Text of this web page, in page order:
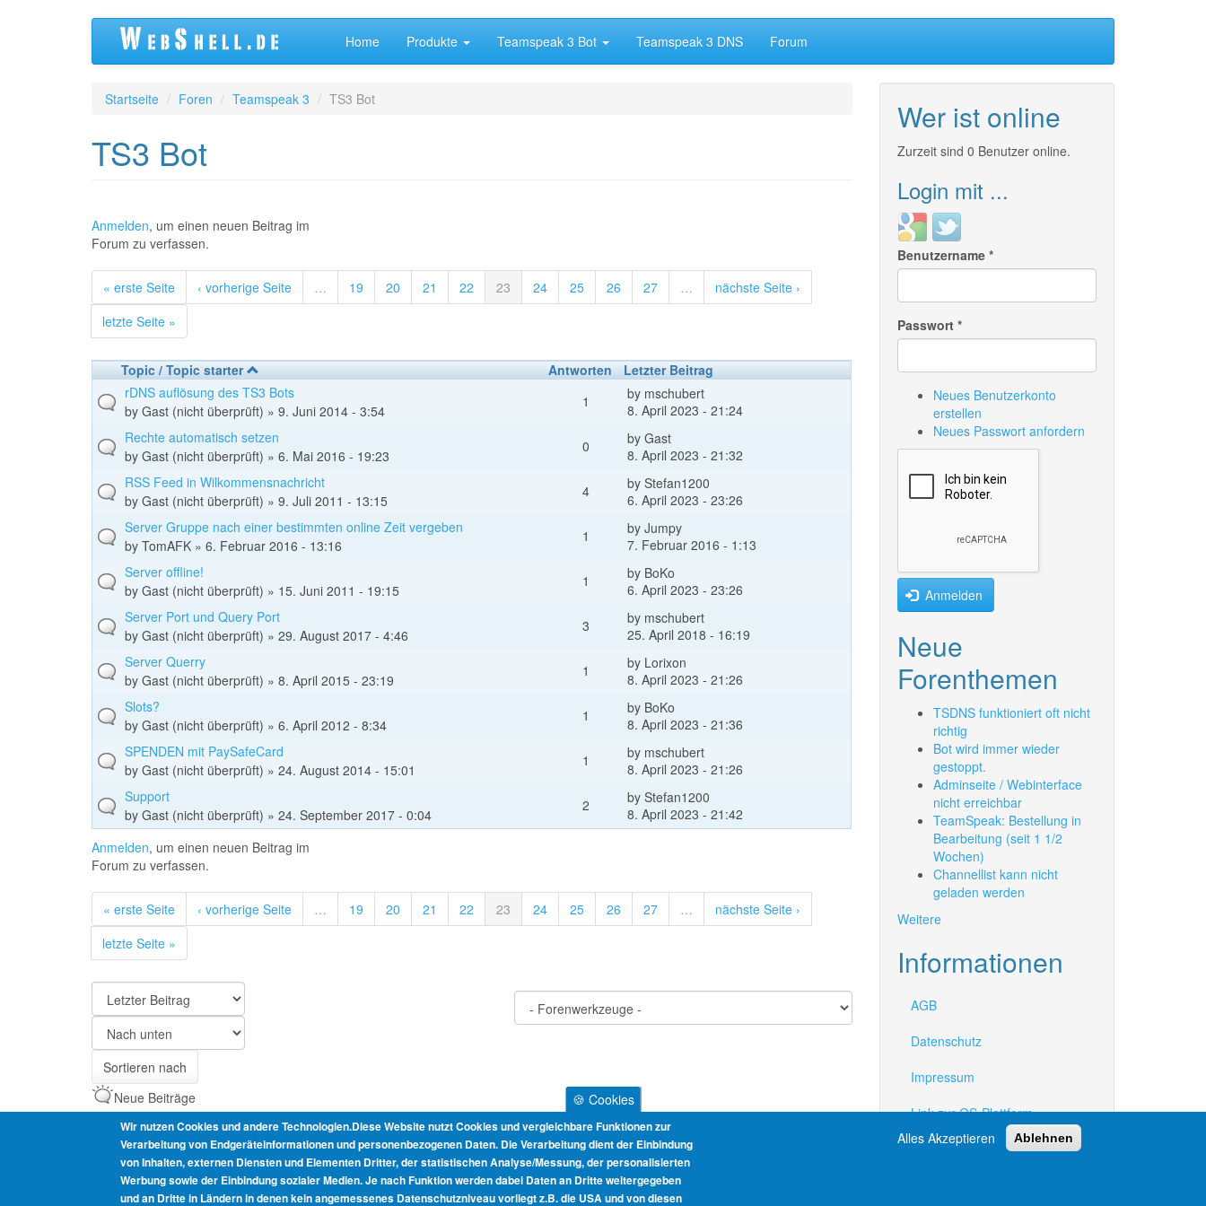
Home Produkte Teamspeak 3 Bot Teamspeak 3 DNS Forum
Startseite Foren Teamspeak 3 TS3 Bot
TS3 Bot
Anmelden, um einen neuen Beitrag im
Forum zu verfassen.
« erste Seite ‹ vorherige Seite … 19 20 21 22 23 24 25 26 27 …
nächste Seite ›
letzte Seite »
Topic / Topic starter Antworten
Letzter Beitrag
rDNS auflösung des TS3 Bots
by Gast (nicht überprüft) » 9. Juni 2014 - 3:54
1 by mschubert
8. April 2023 - 21:24
Rechte automatisch setzen
by Gast (nicht überprüft) » 6. Mai 2016 - 19:23
0 by Gast
8. April 2023 - 21:32
RSS Feed in Wilkommensnachricht
by Gast (nicht überprüft) » 9. Juli 2011 - 13:15
4 by Stefan1200
6. April 2023 - 23:26
Server Gruppe nach einer bestimmten online Zeit vergeben
by TomAFK » 6. Februar 2016 - 13:16
1 by Jumpy
7. Februar 2016 - 1:13
Server offline!
by Gast (nicht überprüft) » 15. Juni 2011 - 19:15
1 by BoKo
6. April 2023 - 23:26
Server Port und Query Port
by Gast (nicht überprüft) » 29. August 2017 - 4:46
3 by mschubert
25. April 2018 - 16:19
Server Querry
by Gast (nicht überprüft) » 8. April 2015 - 23:19
1 by Lorixon
8. April 2023 - 21:26
Slots?
by Gast (nicht überprüft) » 6. April 2012 - 8:34
1 by BoKo
8. April 2023 - 21:36
SPENDEN mit PaySafeCard
by Gast (nicht überprüft) » 24. August 2014 - 15:01
1 by mschubert
8. April 2023 - 21:26
Support
by Gast (nicht überprüft) » 24. September 2017 - 0:04
2 by Stefan1200
8. April 2023 - 21:42
Anmelden, um einen neuen Beitrag im
Forum zu verfassen.
« erste Seite ‹ vorherige Seite … 19 20 21 22 23 24 25 26 27 …
nächste Seite ›
letzte Seite »
Sortieren
nach
Sortieren
nach
Sortieren nach
Neue Beiträge
Keine neuen Beiträge
Heißes Thema mit neuen Beiträgen
Heißes Thema ohne neue Beiträge
Wer ist online
Zurzeit sind 0 Benutzer online.
Login mit ...
Login
with
Google
Login
with
Twitter
Benutzername *
Passwort *
Neues Benutzerkonto
erstellen
Neues Passwort anfordern
Anmelden
Neue
Forenthemen
TSDNS funktioniert oft nicht
richtig
Bot wird immer wieder
gestoppt.
Adminseite / Webinterface
nicht erreichbar
TeamSpeak: Bestellung in
Bearbeitung (seit 1 1/2
Wochen)
Channellist kann nicht
geladen werden
Weitere
Informationen
AGB
Datenschutz
Impressum
Link zur OS-Plattform
Widerrufsrecht
🍪 Cookies
Wir nutzen Cookies und andere Technologien.Diese Website nutzt Cookies und vergleichbare Funktionen zur
Verarbeitung von Endgeräteinformationen und personenbezogenen Daten. Die Verarbeitung dient der Einbindung
von Inhalten, externen Diensten und Elementen Dritter, der statistischen Analyse/Messung, der personalisierten
Werbung sowie der Einbindung sozialer Medien. Je nach Funktion werden dabei Daten an Dritte weitergegeben
und an Dritte in Ländern in denen kein angemessenes Datenschutzniveau vorliegt z.B. die USA und von diesen
Alles Akzeptieren Ablehnen